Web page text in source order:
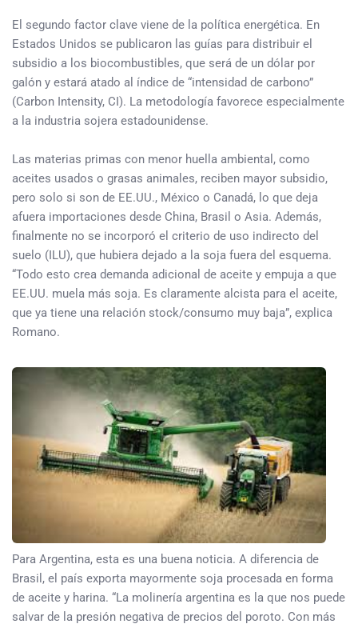
El segundo factor clave viene de la política energética. En
Estados Unidos se publicaron las guías para distribuir el
subsidio a los biocombustibles, que será de un dólar por
galón y estará atado al índice de “intensidad de carbono”
(Carbon Intensity, CI). La metodología favorece especialmente
a la industria sojera estadounidense.
Las materias primas con menor huella ambiental, como
aceites usados o grasas animales, reciben mayor subsidio,
pero solo si son de EE.UU., México o Canadá, lo que deja
afuera importaciones desde China, Brasil o Asia. Además,
finalmente no se incorporó el criterio de uso indirecto del
suelo (ILU), que hubiera dejado a la soja fuera del esquema.
“Todo esto crea demanda adicional de aceite y empuja a que
EE.UU. muela más soja. Es claramente alcista para el aceite,
que ya tiene una relación stock/consumo muy baja”, explica
Romano.
Para Argentina, esta es una buena noticia. A diferencia de
Brasil, el país exporta mayormente soja procesada en forma
de aceite y harina. “La molinería argentina es la que nos puede
salvar de la presión negativa de precios del poroto. Con más